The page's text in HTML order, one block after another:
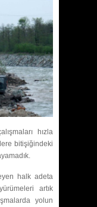
hızla
bitişiğindeki
halk adeta
artık
yolun